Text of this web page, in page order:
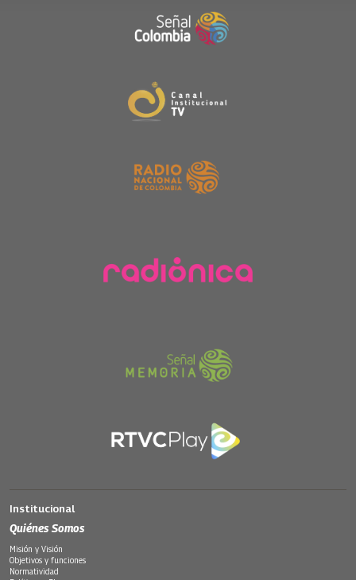
Institucional
Quiénes Somos
Misión y Visión
Objetivos y funciones
Normatividad